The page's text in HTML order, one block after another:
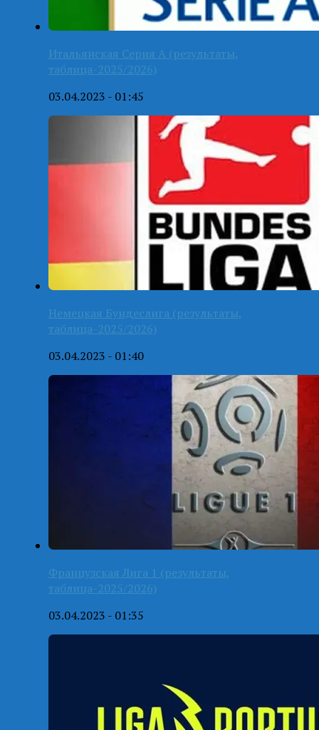
Итальянская Серия А (результаты,
таблица-2025/2026)
03.04.2023 - 01:45
Немецкая Бундеслига (результаты,
таблица-2025/2026)
03.04.2023 - 01:40
Французская Лига 1 (результаты,
таблица-2025/2026)
03.04.2023 - 01:35